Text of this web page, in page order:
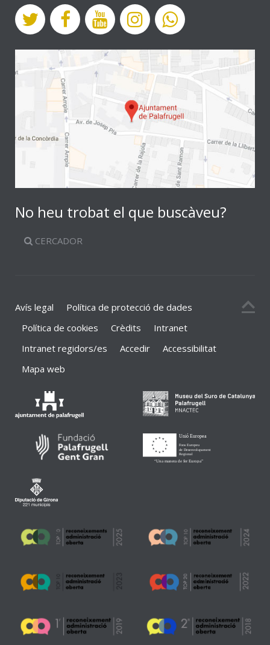
No heu trobat el que buscàveu?
CERCADOR
Avís legal
Política de protecció de dades
Política de cookies
Crèdits
Intranet
Intranet regidors/es
Accedir
Accessibilitat
Mapa web